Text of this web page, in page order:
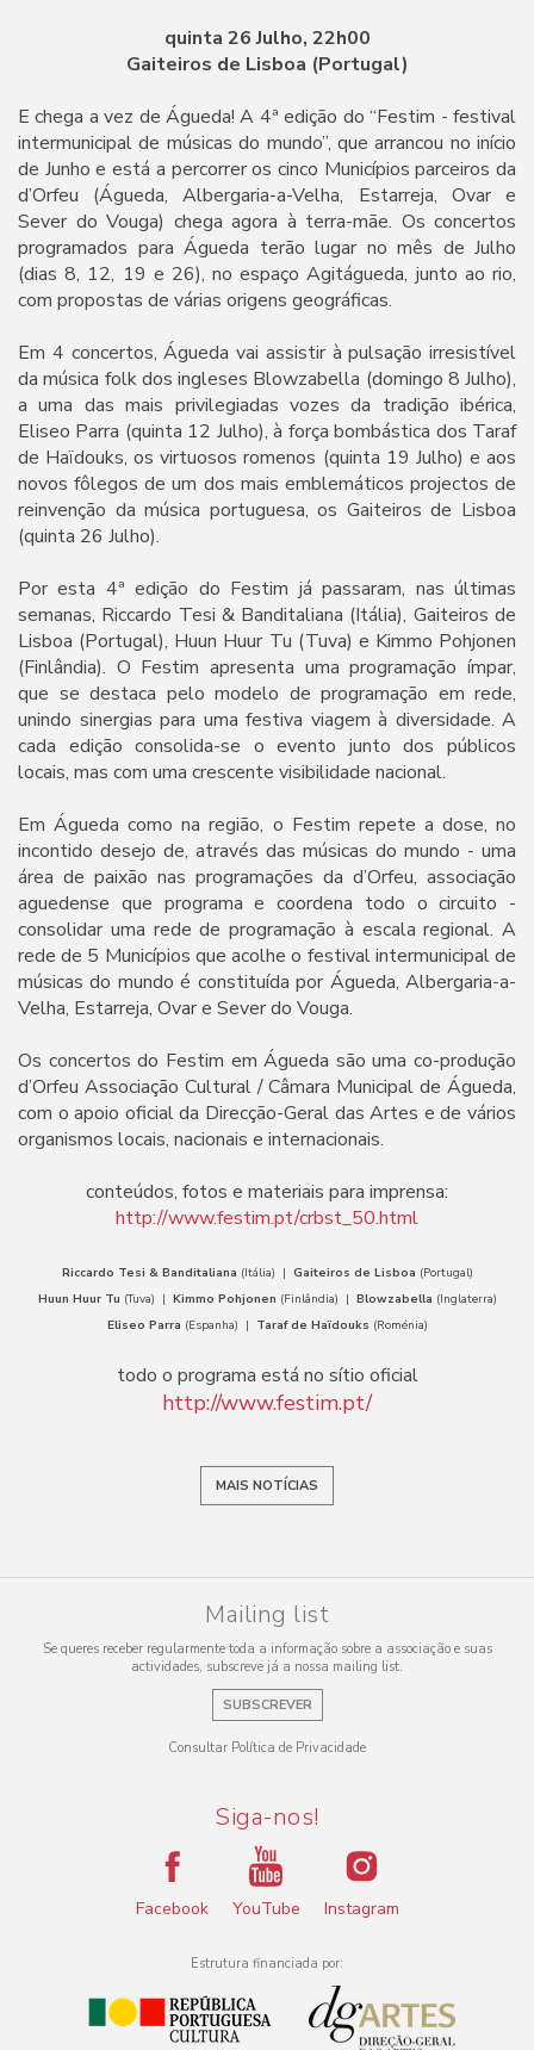
quinta 26 Julho, 22h00
Gaiteiros de Lisboa (Portugal)
E chega a vez de Águeda! A 4ª edição do “Festim - festival
intermunicipal de músicas do mundo”, que arrancou no início
de Junho e está a percorrer os cinco Municípios parceiros da
d’Orfeu (Águeda, Albergaria-a-Velha, Estarreja, Ovar e
Sever do Vouga) chega agora à terra-mãe. Os concertos
programados para Águeda terão lugar no mês de Julho
(dias 8, 12, 19 e 26), no espaço Agitágueda, junto ao rio,
com propostas de várias origens geográficas.
Em 4 concertos, Águeda vai assistir à pulsação irresistível
da música folk dos ingleses Blowzabella (domingo 8 Julho),
a uma das mais privilegiadas vozes da tradição ibérica,
Eliseo Parra (quinta 12 Julho), à força bombástica dos Taraf
de Haïdouks, os virtuosos romenos (quinta 19 Julho) e aos
novos fôlegos de um dos mais emblemáticos projectos de
reinvenção da música portuguesa, os Gaiteiros de Lisboa
(quinta 26 Julho).
Por esta 4ª edição do Festim já passaram, nas últimas
semanas, Riccardo Tesi & Banditaliana (Itália), Gaiteiros de
Lisboa (Portugal), Huun Huur Tu (Tuva) e Kimmo Pohjonen
(Finlândia). O Festim apresenta uma programação ímpar,
que se destaca pelo modelo de programação em rede,
unindo sinergias para uma festiva viagem à diversidade. A
cada edição consolida-se o evento junto dos públicos
locais, mas com uma crescente visibilidade nacional.
Em Águeda como na região, o Festim repete a dose, no
incontido desejo de, através das músicas do mundo - uma
área de paixão nas programações da d’Orfeu, associação
aguedense que programa e coordena todo o circuito -
consolidar uma rede de programação à escala regional. A
rede de 5 Municípios que acolhe o festival intermunicipal de
músicas do mundo é constituída por Águeda, Albergaria-a-
Velha, Estarreja, Ovar e Sever do Vouga.
Os concertos do Festim em Águeda são uma co-produção
d’Orfeu Associação Cultural / Câmara Municipal de Águeda,
com o apoio oficial da Direcção-Geral das Artes e de vários
organismos locais, nacionais e internacionais.
conteúdos, fotos e materiais para imprensa:
http://www.festim.pt/crbst_50.html
Riccardo Tesi & Banditaliana (Itália) | Gaiteiros de Lisboa (Portugal)
Huun Huur Tu (Tuva) | Kimmo Pohjonen (Finlândia) | Blowzabella (Inglaterra)
Eliseo Parra (Espanha) | Taraf de Haïdouks (Roménia)
todo o programa está no sítio oficial
http://www.festim.pt/
MAIS NOTÍCIAS
Mailing list
Se queres receber regularmente toda a informação sobre a associação e suas
actividades, subscreve já a nossa mailing list.
SUBSCREVER
Consultar Política de Privacidade
Siga-nos!
Facebook YouTube Instagram
Estrutura financiada por: